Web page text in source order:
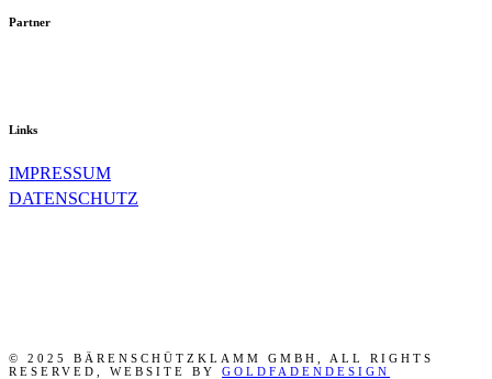
Partner
Links
IMPRESSUM
DATENSCHUTZ
© 2025 BÄRENSCHÜTZKLAMM GMBH, ALL RIGHTS
RESERVED, WEBSITE BY GOLDFADENDESIGN